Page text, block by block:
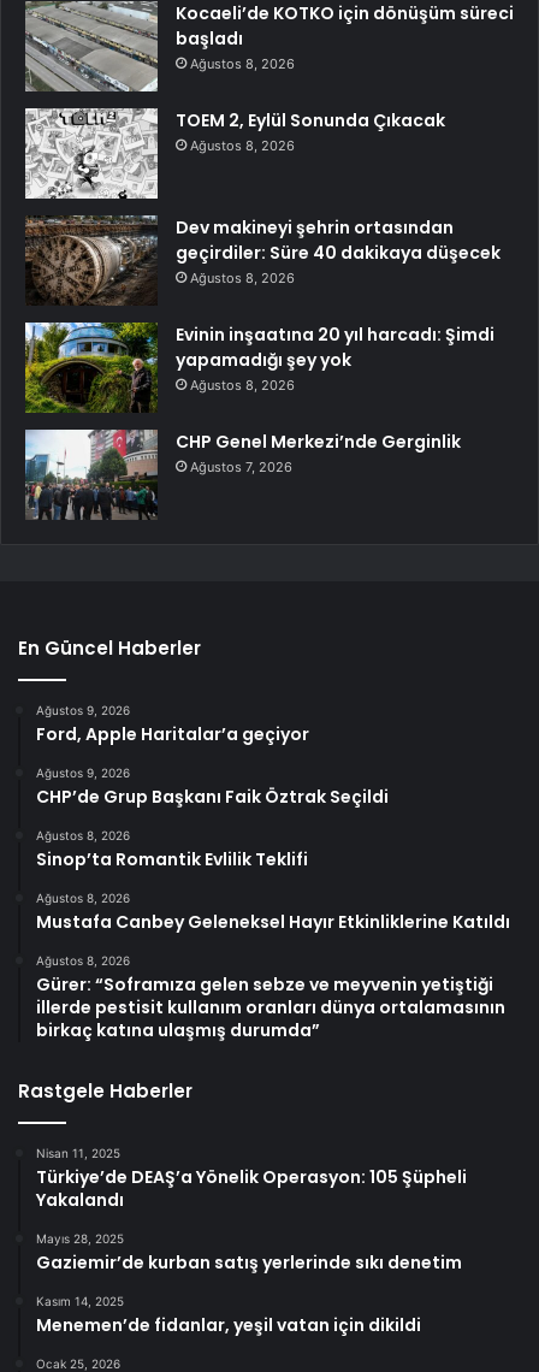
Kocaeli’de KOTKO için dönüşüm süreci
başladı
Ağustos 8, 2026
TOEM 2, Eylül Sonunda Çıkacak
Ağustos 8, 2026
Dev makineyi şehrin ortasından
geçirdiler: Süre 40 dakikaya düşecek
Ağustos 8, 2026
Evinin inşaatına 20 yıl harcadı: Şimdi
yapamadığı şey yok
Ağustos 8, 2026
CHP Genel Merkezi’nde Gerginlik
Ağustos 7, 2026
En Güncel Haberler
Ağustos 9, 2026
Ford, Apple Haritalar’a geçiyor
Ağustos 9, 2026
CHP’de Grup Başkanı Faik Öztrak Seçildi
Ağustos 8, 2026
Sinop’ta Romantik Evlilik Teklifi
Ağustos 8, 2026
Mustafa Canbey Geleneksel Hayır Etkinliklerine Katıldı
Ağustos 8, 2026
Gürer: “Soframıza gelen sebze ve meyvenin yetiştiği
illerde pestisit kullanım oranları dünya ortalamasının
birkaç katına ulaşmış durumda”
Rastgele Haberler
Nisan 11, 2025
Türkiye’de DEAŞ’a Yönelik Operasyon: 105 Şüpheli
Yakalandı
Mayıs 28, 2025
Gaziemir’de kurban satış yerlerinde sıkı denetim
Kasım 14, 2025
Menemen’de fidanlar, yeşil vatan için dikildi
Ocak 25, 2026